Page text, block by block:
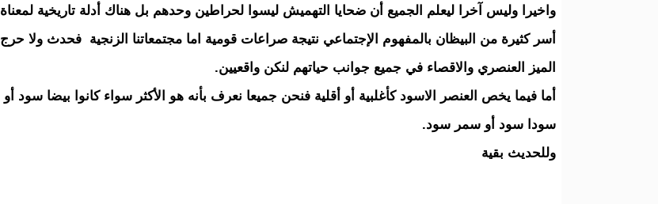
واخيرا وليس آخرا ليعلم الجميع أن ضحايا التهميش ليسوا لحراطين وحدهم بل هناك أدلة تاريخية لمعناة
أسر كثيرة من البيظان بالمفهوم الإجتماعي نتيجة صراعات قومية اما مجتمعاتنا الزنجية فحدث ولا حرج
الميز العنصري والاقصاء في جميع جوانب حياتهم لنكن واقعيين.
أما فيما يخص العنصر الاسود كأغلبية أو أقلية فنحن جميعا نعرف بأنه هو الأكثر سواء كانوا بيضا سود أو
سودا سود أو سمر سود.
وللحديث بقية